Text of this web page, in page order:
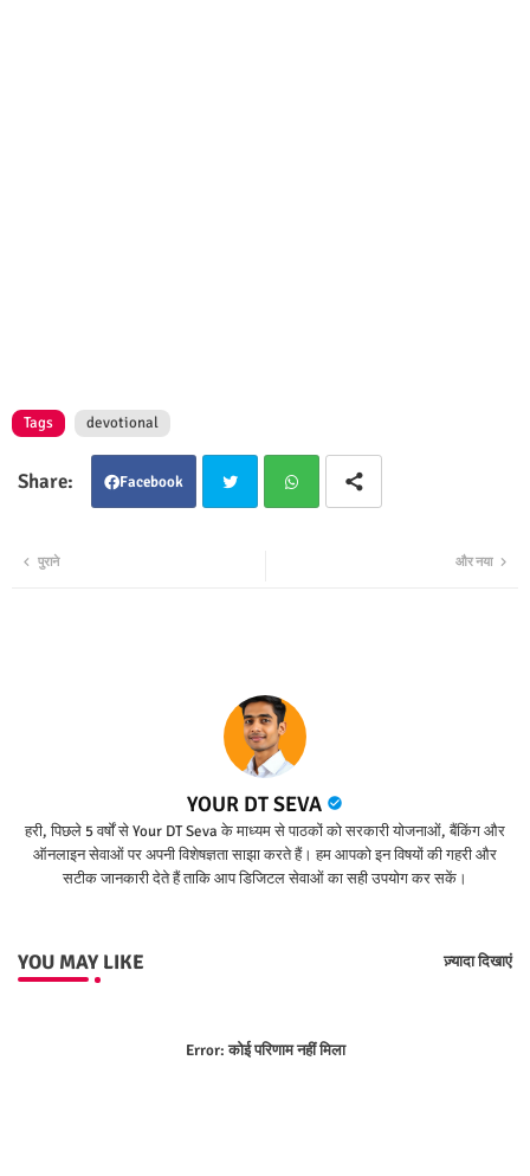
Tags devotional
Facebook
और नया
पुराने
YOUR DT SEVA
हरी, पिछले 5 वर्षों से Your DT Seva के माध्यम से पाठकों को सरकारी योजनाओं, बैंकिंग और
ऑनलाइन सेवाओं पर अपनी विशेषज्ञता साझा करते हैं। हम आपको इन विषयों की गहरी और
सटीक जानकारी देते हैं ताकि आप डिजिटल सेवाओं का सही उपयोग कर सकें।
YOU MAY LIKE ज़्यादा दिखाएं
Error:कोई परिणाम नहीं मिला